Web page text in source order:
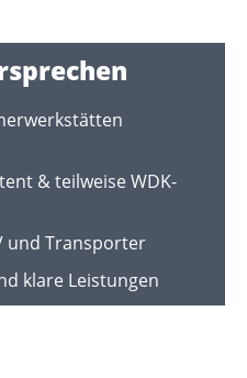
& teilweise WDK-
und Transporter
klare Leistungen